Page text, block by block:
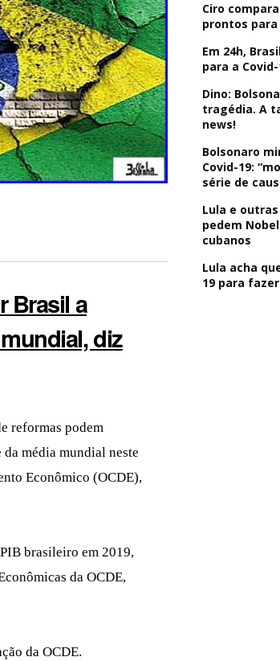
Brasil a
diz
reformas podem
média mundial neste
Econômico (OCDE),
brasileiro em 2019,
da OCDE,
da OCDE.
Ciro
prontos para
Em 24h,
para a
Dino:
tragédia. A
news!
Bolsonaro
Covid-19:
série de
Lula e
pedem
cubanos
Lula acha
19 para